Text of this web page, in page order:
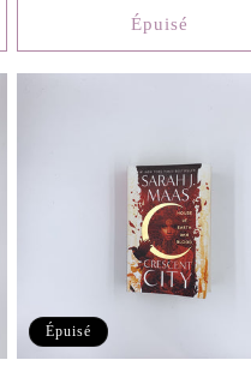
Épuisé
Épuisé